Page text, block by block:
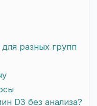
разных групп
D3 без анализа?